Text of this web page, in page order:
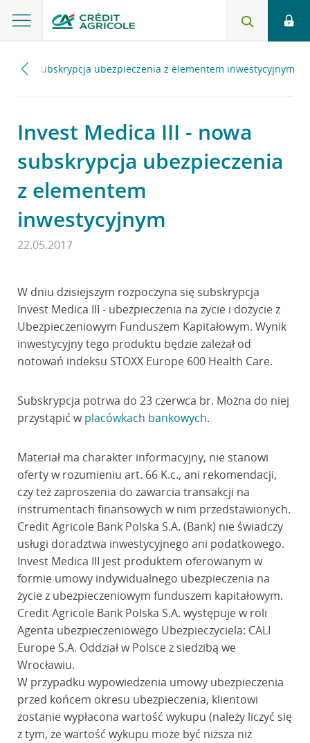
nowa subskrypcja ubezpieczenia z elementem inwestycyjnym
Invest Medica III - nowa
subskrypcja ubezpieczenia
z elementem
inwestycyjnym
22.05.2017
W dniu dzisiejszym rozpoczyna się subskrypcja
Invest Medica III - ubezpieczenia na życie i dożycie z
Ubezpieczeniowym Funduszem Kapitałowym. Wynik
inwestycyjny tego produktu będzie zależał od
notowań indeksu STOXX Europe 600 Health Care.
Subskrypcja potrwa do 23 czerwca br. Można do niej
przystąpić wplacówkach bankowych.
Materiał ma charakter informacyjny, nie stanowi
oferty w rozumieniu art. 66 K.c., ani rekomendacji,
czy też zaproszenia do zawarcia transakcji na
instrumentach finansowych w nim przedstawionych.
Credit Agricole Bank Polska S.A. (Bank) nie świadczy
usługi doradztwa inwestycyjnego ani podatkowego.
Invest Medica III jest produktem oferowanym w
formie umowy indywidualnego ubezpieczenia na
życie z ubezpieczeniowym funduszem kapitałowym.
Credit Agricole Bank Polska S.A. występuje w roli
Agenta ubezpieczeniowego Ubezpieczyciela: CALI
Europe S.A. Oddział w Polsce z siedzibą we
Wrocławiu.
W przypadku wypowiedzenia umowy ubezpieczenia
przed końcem okresu ubezpieczenia, klientowi
zostanie wypłacona wartość wykupu (należy liczyć się
z tym, że wartość wykupu może być niższa niż